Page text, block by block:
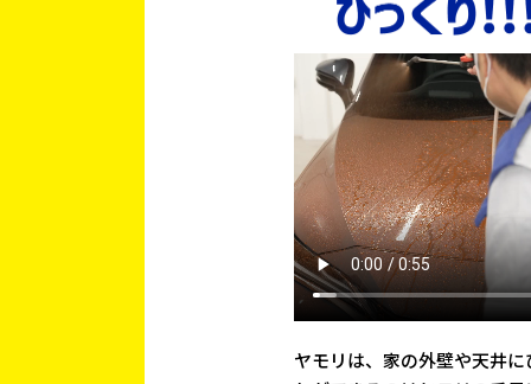
ヤモリは、家の外壁や天井